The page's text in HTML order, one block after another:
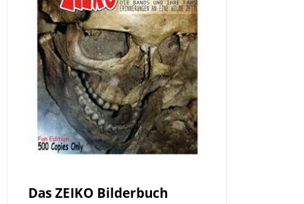
Das ZEIKO Bilderbuch